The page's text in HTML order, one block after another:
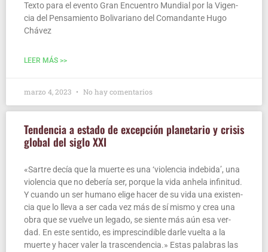
Tex­to para el even­to Gran Encuen­tro Mun­dial por la Vigen­
cia del Pen­sa­mien­to Boli­va­riano del Coman­dan­te Hugo
Chávez
LEER MÁS >>
marzo 4, 2023 No hay comentarios
Ten­den­cia a esta­do de excep­ción pla­ne­ta­rio y cri­sis
glo­bal del siglo XXI
«Sar­tre decía que la muer­te es una ‘vio­len­cia inde­bi­da’, una
vio­len­cia que no debe­ría ser, por­que la vida anhe­la infi­ni­tud.
Y cuan­do un ser humano eli­ge hacer de su vida una exis­ten­
cia que lo lle­va a ser cada vez más de sí mis­mo y crea una
obra que se vuel­ve un lega­do, se sien­te más aún esa ver­
dad. En este sen­ti­do, es impres­cin­di­ble dar­le vuel­ta a la
muer­te y hacer valer la tras­cen­den­cia.» Estas pala­bras las